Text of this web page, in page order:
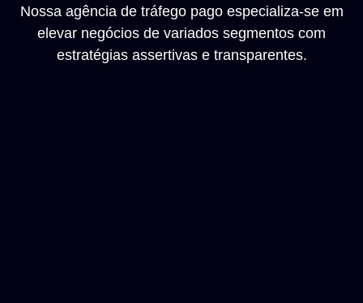
Nossa agência de tráfego pago especializa-se em
elevar negócios de variados segmentos com
estratégias assertivas e transparentes.